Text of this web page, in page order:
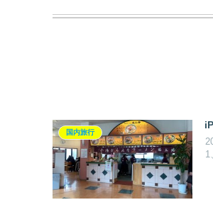
国内旅行
1